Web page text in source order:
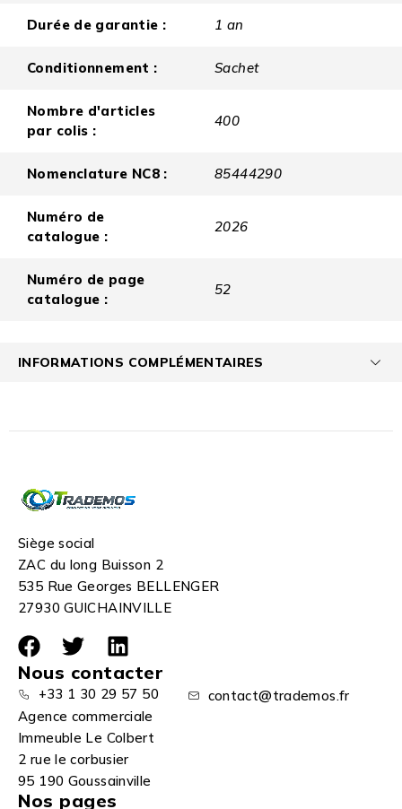
Durée de garantie : 1 an
Conditionnement : Sachet
Nombre d'articles
par colis :
400
Nomenclature NC8 : 85444290
Numéro de
catalogue :
2026
Numéro de page
catalogue :
52
INFORMATIONS COMPLÉMENTAIRES
Siège social
ZAC du long Buisson 2
535 Rue Georges BELLENGER
27930 GUICHAINVILLE
Nous contacter
+33 1 30 29 57 50
contact@trademos.fr
Agence commerciale
Immeuble Le Colbert
2 rue le corbusier
95 190 Goussainville
Nos pages